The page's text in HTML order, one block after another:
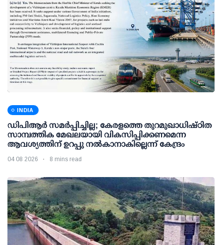
INDIA
ഡിപിആര്‍ സമര്‍പ്പിച്ചില്ല; കേരളത്തെ തുറമുഖാധിഷ്ഠിത
സാമ്പത്തിക മേഖലയായി വികസിപ്പിക്കണമെന്ന
ആവശ്യത്തിന് ഉറപ്പു നല്‍കാനാകില്ലെന്ന് കേന്ദ്രം
04 08 2026 8 mins read